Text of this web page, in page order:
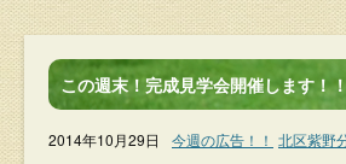
この週末！完成見学会開催します！！
2014年10月29日 今週の広告！！ 北区紫野